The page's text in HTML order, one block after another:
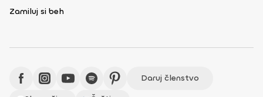
Zamiluj si beh
Daruj členstvo